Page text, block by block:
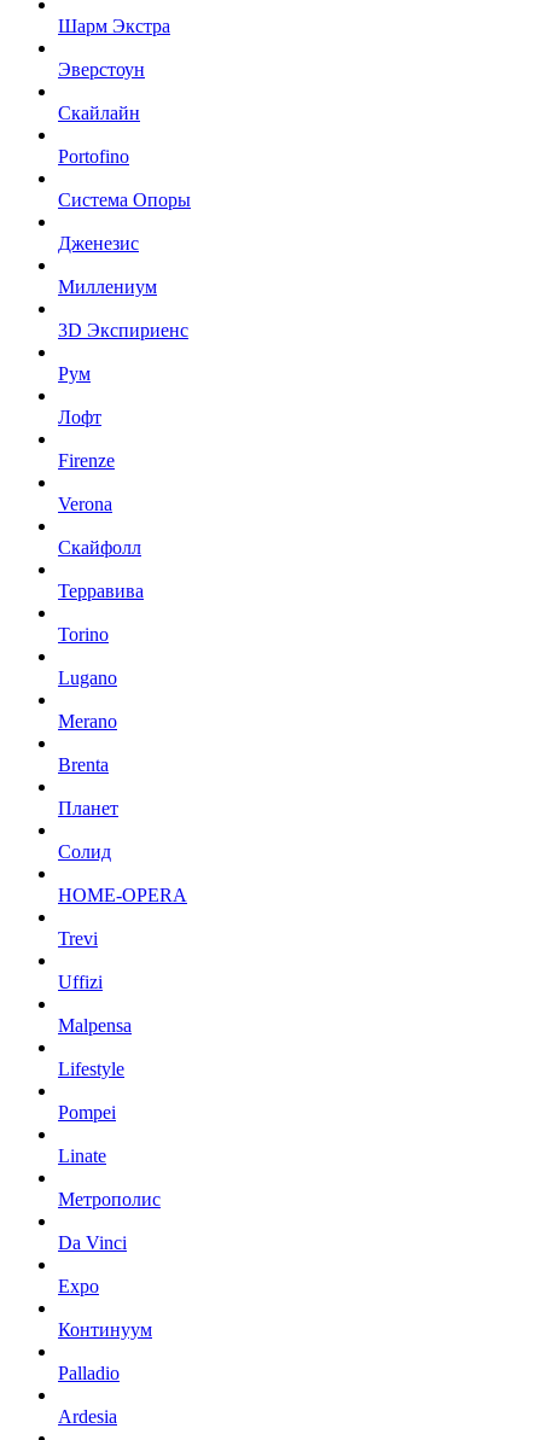
Шарм Экстра
Эверстоун
Скайлайн
Portofino
Система Опоры
Дженезис
Миллениум
3D Экспириенс
Рум
Лофт
Firenze
Verona
Скайфолл
Терравива
Torino
Lugano
Merano
Brenta
Планет
Солид
HOME-OPERA
Trevi
Uffizi
Malpensa
Lifestyle
Pompei
Linate
Метрополис
Da Vinci
Expo
Континуум
Palladio
Ardesia